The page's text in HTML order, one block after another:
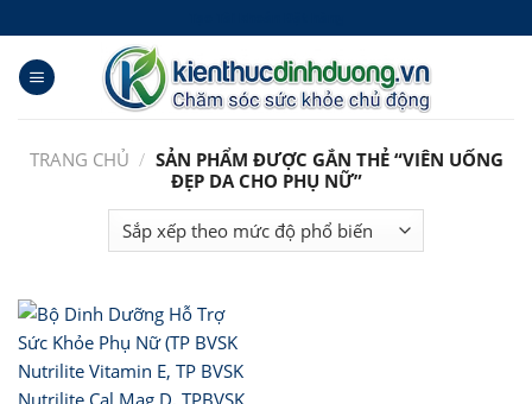
to
content
TRANG CHỦ / SẢN PHẨM ĐƯỢC GẮN THẺ “VIÊN UỐNG
ĐẸP DA CHO PHỤ NỮ”